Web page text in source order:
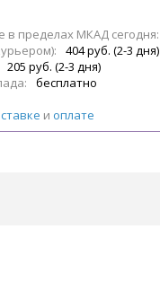
в пределах МКАД сегодня:
404 руб. (2-3 дня)
205 руб. (2-3 дня)
бесплатно
и оплате